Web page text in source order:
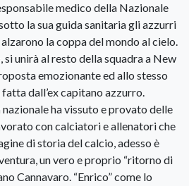
medico della Nazionale
la sua guida sanitaria gli azzurri
la coppa del mondo al cielo.
unirà al resto della squadra a New
emozionante ed allo stesso
dall’ex capitano azzurro.
ha vissuto e provato delle
con calciatori e allenatori che
di storia del calcio, adesso è
un vero e proprio “ritorno di
Cannavaro. “Enrico” come lo